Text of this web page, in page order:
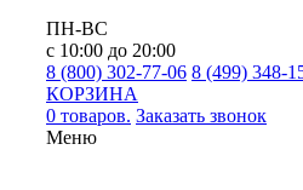
ПН-ВС
с 10:00 до 20:00
8 (800) 302-77-06 8 (499) 348-
КОРЗИНА
0 товаров. Заказать звонок
Меню